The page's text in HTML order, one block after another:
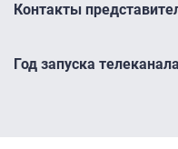
Контакты
Год запуска